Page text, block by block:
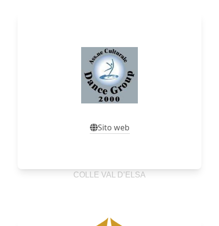
Sito web
COLLE VAL D’ELSA